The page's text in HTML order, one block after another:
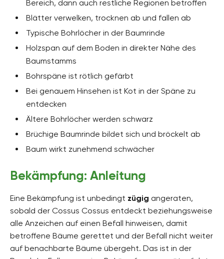
Bereich, dann auch restliche Regionen betroffen
Blätter verwelken, trocknen ab und fallen ab
Typische Bohrlöcher in der Baumrinde
Holzspan auf dem Boden in direkter Nähe des
Baumstamms
Bohrspäne ist rötlich gefärbt
Bei genauem Hinsehen ist Kot in der Späne zu
entdecken
Ältere Bohrlöcher werden schwarz
Brüchige Baumrinde bildet sich und bröckelt ab
Baum wirkt zunehmend schwächer
Bekämpfung: Anleitung
Eine Bekämpfung ist unbedingt zügig angeraten,
sobald der Cossus Cossus entdeckt beziehungsweise
alle Anzeichen auf einen Befall hinweisen, damit
betroffene Bäume gerettet und der Befall nicht weiter
auf benachbarte Bäume übergeht. Das ist in der